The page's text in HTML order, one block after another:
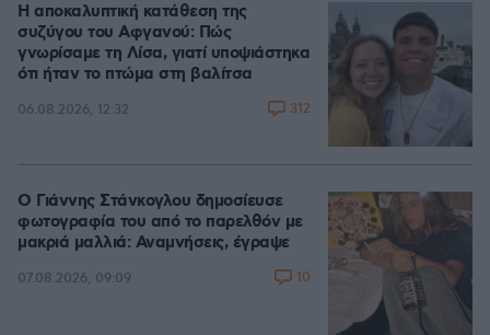
Η αποκαλυπτική κατάθεση της
συζύγου του Αφγανού: Πώς
γνωρίσαμε τη Λίσα, γιατί υποψιάστηκα
ότι ήταν το πτώμα στη βαλίτσα
06.08.2026, 12:32 312
Ο Γιάννης Στάνκογλου δημοσίευσε
φωτογραφία του από το παρελθόν με
μακριά μαλλιά: Αναμνήσεις, έγραψε
07.08.2026, 09:09 10